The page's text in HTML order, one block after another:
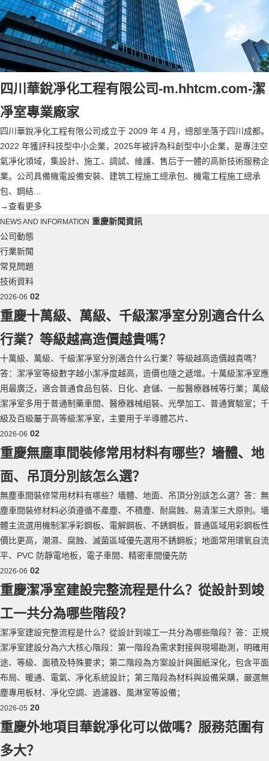
四川華銳凈化工程有限公司-m.hhtcm.com-潔
凈室專業廠家
四川華銳凈化工程有限公司成立于 2009 年 4 月，總部坐落于四川成都。
2022 年獲評科技型中小企業，2025年被評為科創型中小企業，是專注空
氣凈化領域，集設計、施工、調試、維護、售后于一體的高新技術服務企
業。公司具備機電設備安裝、建筑工程施工總承包、機電工程施工總承
包、鋼結...
→查看更多
NEWS AND INFORMATION 重慶新聞資訊
公司動態
行業新聞
常見問題
技術資料
2026-06 02
重慶十萬級、萬級、千級潔凈室分別適合什么
行業？等級越高造價越貴嗎？
十萬級、萬級、千級潔凈室分別適合什么行業？等級越高造價越貴嗎？
答：潔凈室等級數字越小潔凈度越高，造價也隨之遞增。十萬級潔凈室應
用最廣泛，適合普通食品包裝、日化、倉儲、一般醫療器械等行業；萬級
潔凈室多用于普通制藥車間、醫療器械組裝、光學加工、普通實驗室；千
級及百級屬于高等級潔凈室，主要用于半導體芯片、
2026-06 02
重慶無塵車間裝修常用材料有哪些？墻體、地
面、吊頂分別該怎么選？
無塵車間裝修常用材料有哪些？墻體、地面、吊頂分別該怎么選？答：無
塵車間裝修材料必須遵循不產塵、不積塵、耐腐蝕、易清潔三大原則。墻
體主流選用機制潔凈彩鋼板、電解鋼板、不銹鋼板，普通區域用彩鋼板性
價比更高，潮濕、腐蝕、滅菌區域優先選用不銹鋼板；地面常用環氧自流
平、PVC 防靜電地板，電子車間、精密車間優先防
2026-06 02
重慶潔凈室建設完整流程是什么？從設計到竣
工一共分為哪些階段？
潔凈室建設完整流程是什么？從設計到竣工一共分為哪些階段？答：正規
潔凈室建設分為六大核心階段：第一階段為需求對接與現場勘測，明確用
途、等級、面積及特殊要求；第二階段為方案設計與圖紙深化，包含平面
布局、暖通、電氣、凈化系統設計；第三階段為材料與設備采購，嚴選無
塵專用板材、凈化空調、過濾器、風淋室等設備；
2026-05 20
重慶外地項目華銳凈化可以做嗎？服務范圍有
多大？